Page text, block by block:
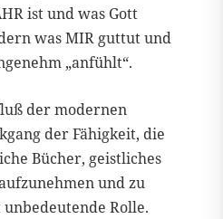
ist und was Gott
was MIR guttut und
„anfühlt“.
der modernen
der Fähigkeit, die
Bücher, geistliches
und zu
Rolle.